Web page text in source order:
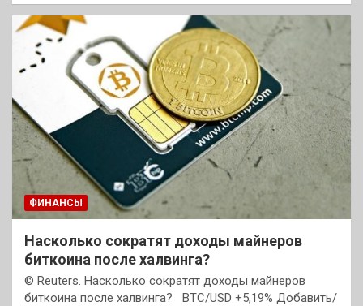
ФИНАНСЫ
Насколько сократят доходы майнеров
биткоина после халвинга?
© Reuters. Насколько сократят доходы майнеров
биткоина после халвинга? BTC/USD +5,19% Добавить/